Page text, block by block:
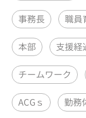
事務長 職員
本部 支援経
チームワーク
ACGｓ 勤務